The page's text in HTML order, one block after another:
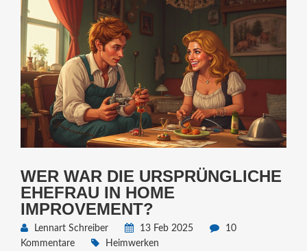
WER WAR DIE URSPRÜNGLICHE
EHEFRAU IN HOME
IMPROVEMENT?
Lennart Schreiber 13 Feb 2025
10
Kommentare
Heimwerken